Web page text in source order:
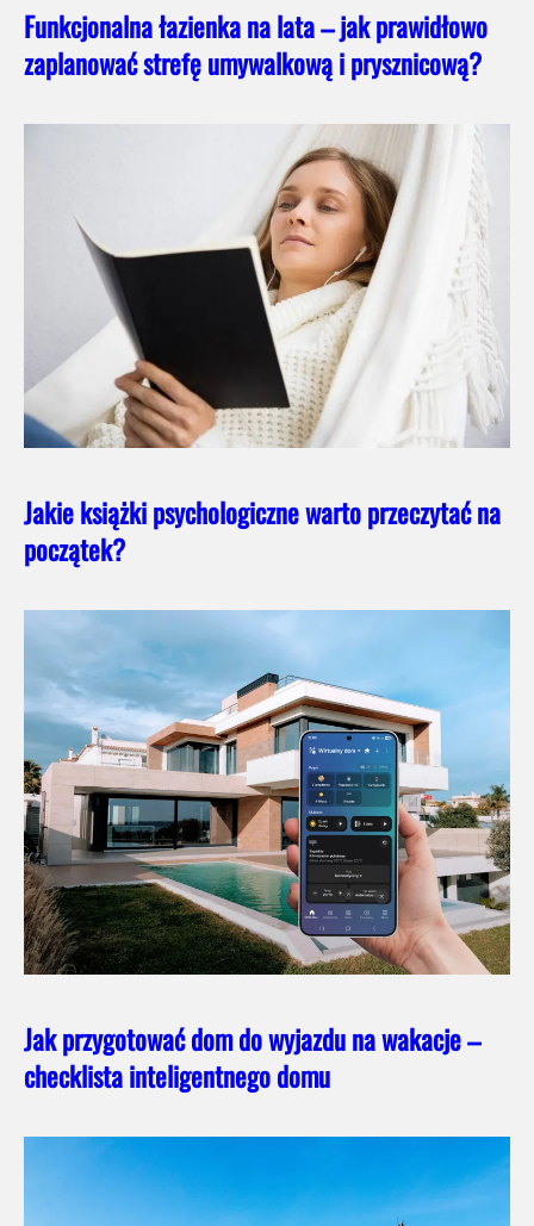
Funkcjonalna łazienka na lata – jak prawidłowo
zaplanować strefę umywalkową i prysznicową?
Jakie książki psychologiczne warto przeczytać na
początek?
Jak przygotować dom do wyjazdu na wakacje –
checklista inteligentnego domu